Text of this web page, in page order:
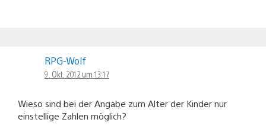
RPG-Wolf
9. Okt. 2012 um 13:17
Wieso sind bei der Angabe zum Alter der Kinder nur
einstellige Zahlen möglich?